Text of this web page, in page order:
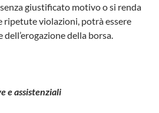
giustificato motivo o si renda
ripetute violazioni, potrà essere
della borsa.
e assistenziali